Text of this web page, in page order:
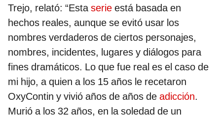
Trejo, relató: “Estaserie está basada en
hechos reales, aunque se evitó usar los
nombres verdaderos de ciertos personajes,
nombres, incidentes, lugares y diálogos para
fines dramáticos. Lo que fue real es el caso de
mi hijo, a quien a los 15 años le recetaron
OxyContin y vivió años de años de adicción.
Murió a los 32 años, en la soledad de un